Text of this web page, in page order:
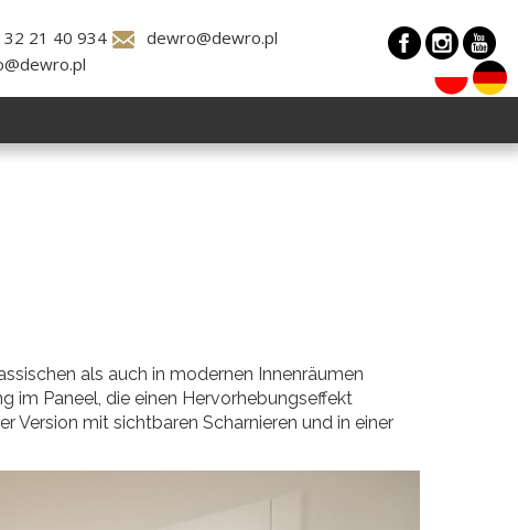
32 21 40 934
dewro@dewro.pl
als auch in modernen Innenräumen
im Paneel, die einen Hervorhebungseffekt
Version mit sichtbaren Scharnieren und in einer